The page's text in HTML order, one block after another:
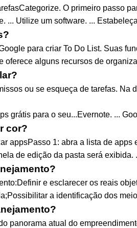
O primeiro passo
... Utilize um software. ...
para criar To Do List. Suas
oferece alguns recursos de
ou se esqueça de tarefas.
grátis para o seu...Evernote. ...
cor?
appsPasso 1: abra a lista de
de edição da pasta será
e esclarecer os reais
a identificação dos
panorama atual do